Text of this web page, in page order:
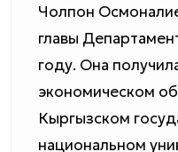
Чолпон
главы
году. Она
экономическом
Кыргызском
национальном